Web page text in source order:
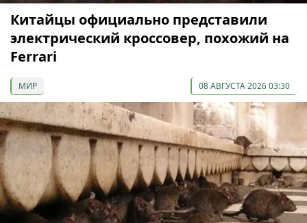
Китайцы официально представили
электрический кроссовер, похожий на
Ferrari
МИР 08 АВГУСТА 2026 03:30